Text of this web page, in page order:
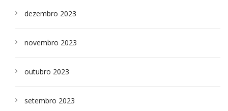
dezembro 2023
novembro 2023
outubro 2023
setembro 2023